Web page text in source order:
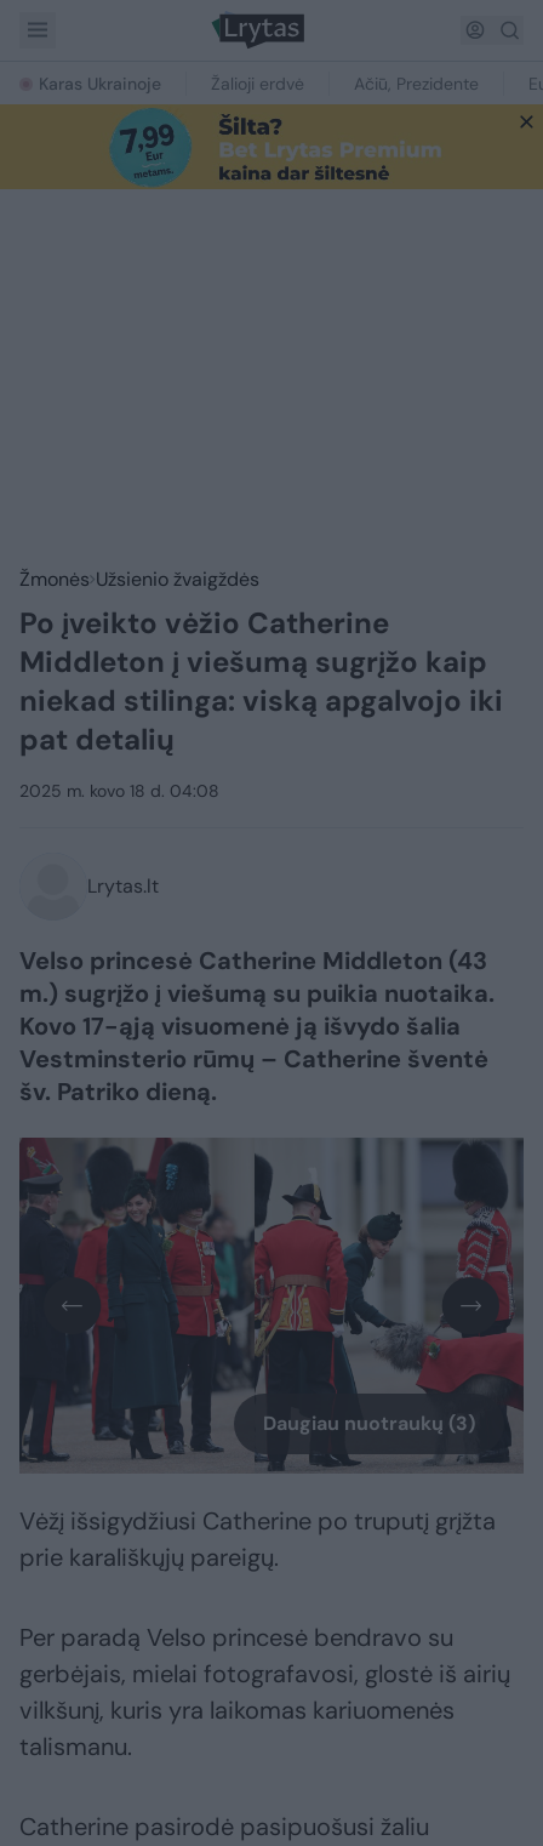
Karas Ukrainoje Žalioji erdvė Ačiū, Prezidente
Žmonės Užsienio žvaigždės
Po įveikto vėžio Catherine
Middleton į viešumą sugrįžo kaip
niekad stilinga: viską apgalvojo iki
pat detalių
2025 m. kovo 18 d. 04:08
Lrytas.lt
Velso princesė Catherine Middleton (43
m.) sugrįžo į viešumą su puikia nuotaika.
Kovo 17-ąją visuomenė ją išvydo šalia
Vestminsterio rūmų – Catherine šventė
šv. Patriko dieną.
Daugiau nuotraukų (3)
Vėžį išsigydžiusi Catherine po truputį grįžta
prie karališkųjų pareigų.
Per paradą Velso princesė bendravo su
gerbėjais, mielai fotografavosi, glostė iš airių
vilkšunį, kuris yra laikomas kariuomenės
talismanu.
Catherine pasirodė pasipuošusi žaliu